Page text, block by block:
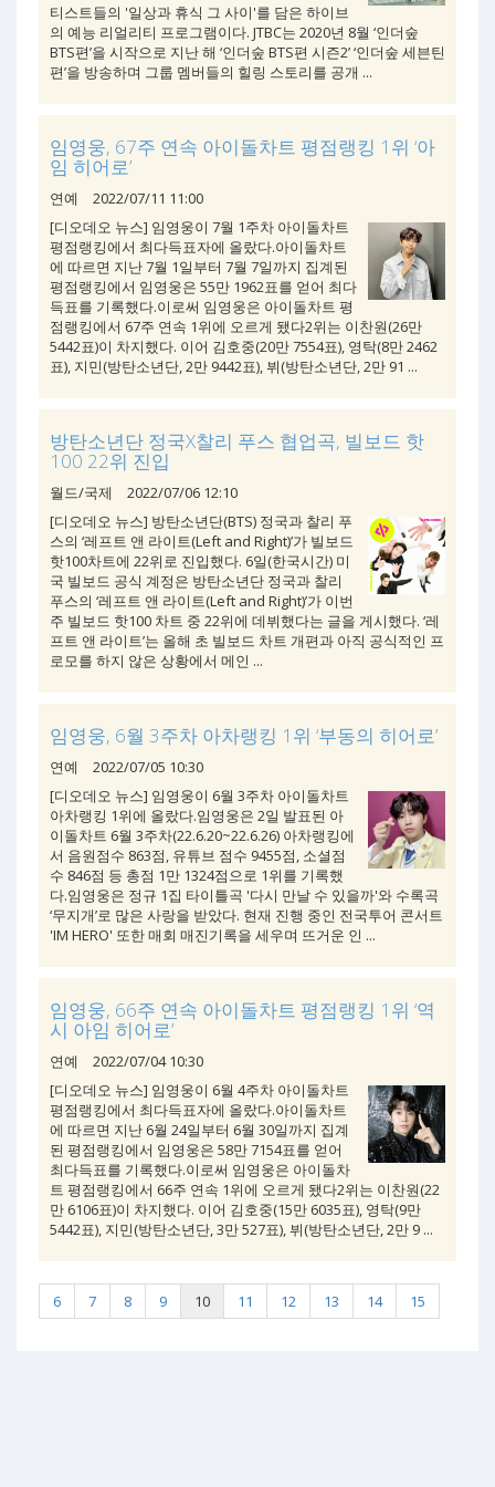
티스트들의 '일상과 휴식 그 사이'를 담은 하이브
의 예능 리얼리티 프로그램이다. JTBC는 2020년 8월 ‘인더숲
BTS편’을 시작으로 지난 해 ‘인더숲 BTS편 시즌2’ ‘인더숲 세븐틴
편’을 방송하며 그룹 멤버들의 힐링 스토리를 공개 ...
임영웅, 67주 연속 아이돌차트 평점랭킹 1위 ‘아
임 히어로’
연예
2022/07/11 11:00
[디오데오 뉴스] 임영웅이 7월 1주차 아이돌차트
평점랭킹에서 최다득표자에 올랐다.아이돌차트
에 따르면 지난 7월 1일부터 7월 7일까지 집계된
평점랭킹에서 임영웅은 55만 1962표를 얻어 최다
득표를 기록했다.이로써 임영웅은 아이돌차트 평
점랭킹에서 67주 연속 1위에 오르게 됐다2위는 이찬원(26만
5442표)이 차지했다. 이어 김호중(20만 7554표), 영탁(8만 2462
표), 지민(방탄소년단, 2만 9442표), 뷔(방탄소년단, 2만 91 ...
방탄소년단 정국X찰리 푸스 협업곡, 빌보드 핫
100 22위 진입
월드/국제
2022/07/06 12:10
[디오데오 뉴스] 방탄소년단(BTS) 정국과 찰리 푸
스의 ‘레프트 앤 라이트(Left and Right)’가 빌보드
핫100차트에 22위로 진입했다. 6일(한국시간) 미
국 빌보드 공식 계정은 방탄소년단 정국과 찰리
푸스의 ‘레프트 앤 라이트(Left and Right)’가 이번
주 빌보드 핫100 차트 중 22위에 데뷔했다는 글을 게시했다. ‘레
프트 앤 라이트’는 올해 초 빌보드 차트 개편과 아직 공식적인 프
로모를 하지 않은 상황에서 메인 ...
임영웅, 6월 3주차 아차랭킹 1위 ‘부동의 히어로’
연예
2022/07/05 10:30
[디오데오 뉴스] 임영웅이 6월 3주차 아이돌차트
아차랭킹 1위에 올랐다.임영웅은 2일 발표된 아
이돌차트 6월 3주차(22.6.20~22.6.26) 아차랭킹에
서 음원점수 863점, 유튜브 점수 9455점, 소셜점
수 846점 등 총점 1만 1324점으로 1위를 기록했
다.임영웅은 정규 1집 타이틀곡 '다시 만날 수 있을까'와 수록곡
‘무지개’로 많은 사랑을 받았다. 현재 진행 중인 전국투어 콘서트
'IM HERO' 또한 매회 매진기록을 세우며 뜨거운 인 ...
임영웅, 66주 연속 아이돌차트 평점랭킹 1위 ‘역
시 아임 히어로’
연예
2022/07/04 10:30
[디오데오 뉴스] 임영웅이 6월 4주차 아이돌차트
평점랭킹에서 최다득표자에 올랐다.아이돌차트
에 따르면 지난 6월 24일부터 6월 30일까지 집계
된 평점랭킹에서 임영웅은 58만 7154표를 얻어
최다득표를 기록했다.이로써 임영웅은 아이돌차
트 평점랭킹에서 66주 연속 1위에 오르게 됐다2위는 이찬원(22
만 6106표)이 차지했다. 이어 김호중(15만 6035표), 영탁(9만
5442표), 지민(방탄소년단, 3만 527표), 뷔(방탄소년단, 2만 9 ...
6 7 8 9 10 11 12 13 14 15